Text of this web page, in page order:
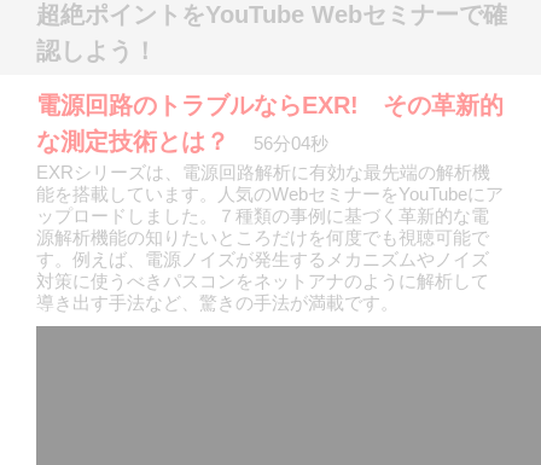
超絶ポイントをYouTube Webセミナーで確
認しよう！
電源回路のトラブルならEXR! その革新的
な測定技術とは？
56分04秒
EXRシリーズは、電源回路解析に有効な最先端の解析機
能を搭載しています。人気のWebセミナーをYouTubeにア
ップロードしました。７種類の事例に基づく革新的な電
源解析機能の知りたいところだけを何度でも視聴可能で
す。例えば、電源ノイズが発生するメカニズムやノイズ
対策に使うべきパスコンをネットアナのように解析して
導き出す手法など、驚きの手法が満載です。